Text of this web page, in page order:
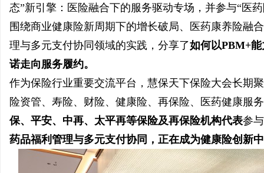
态”新引擎：医险融合下的服务驱动专场，并参与“医
围绕商业健康险新周期下的增长破局、医药康养险融
理与多元支付协同领域的实践，分享了如何以PBM+
诺走向服务履约。
作为保险行业重要交流平台，慧保天下保险大会长期
险资管、寿险、财险、健康险、再保险、医药健康服
保、平安、中再、太平再等保险及再保险机构代表参
药品福利管理与多元支付协同，正在成为健康险创新